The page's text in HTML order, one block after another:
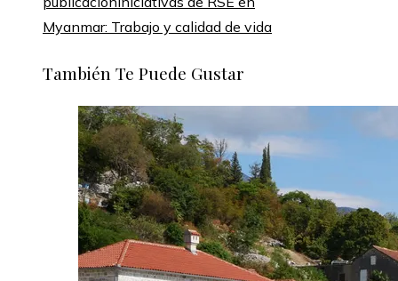
Myanmar: Trabajo y calidad de vida
También Te Puede Gustar